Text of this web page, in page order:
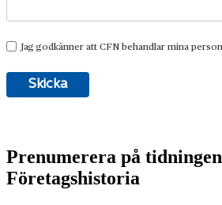
Prenumerera på tidningen
Företagshistoria